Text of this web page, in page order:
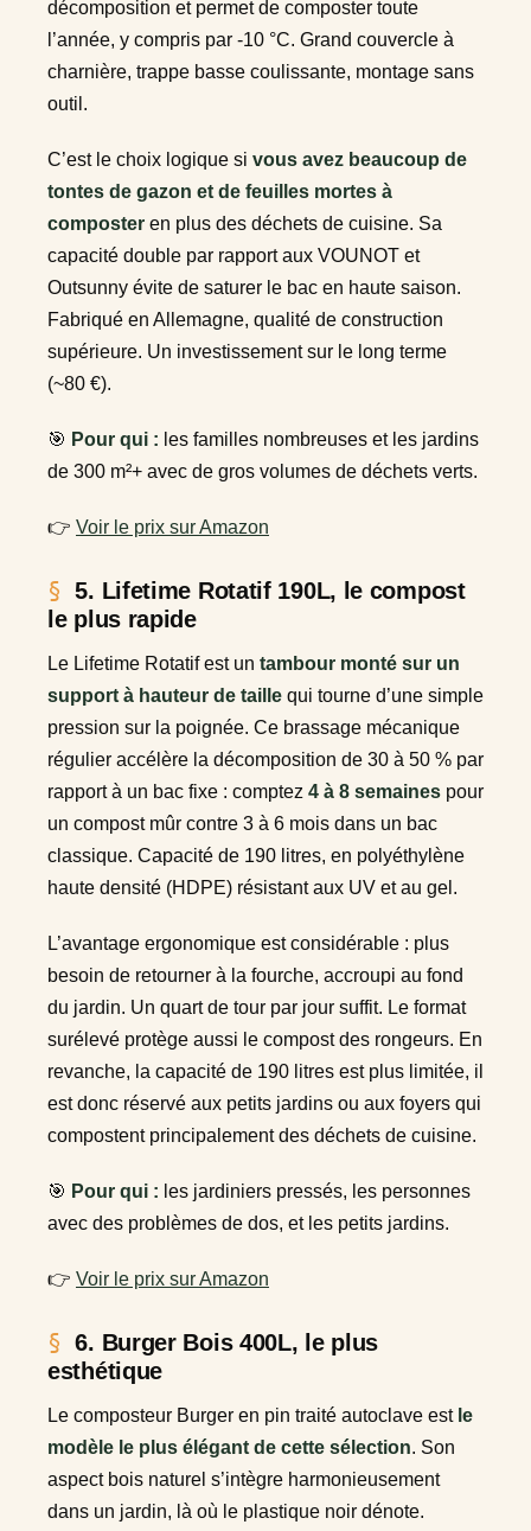
décomposition et permet de composter toute
l’année, y compris par -10 °C. Grand couvercle à
charnière, trappe basse coulissante, montage sans
outil.
C’est le choix logique si vous avez beaucoup de
tontes de gazon et de feuilles mortes à
composter en plus des déchets de cuisine. Sa
capacité double par rapport aux VOUNOT et
Outsunny évite de saturer le bac en haute saison.
Fabriqué en Allemagne, qualité de construction
supérieure. Un investissement sur le long terme
(~80 €).
🎯 Pour qui : les familles nombreuses et les jardins
de 300 m²+ avec de gros volumes de déchets verts.
👉 Voir le prix sur Amazon
5. Lifetime Rotatif 190L, le compost
le plus rapide
Le Lifetime Rotatif est un tambour monté sur un
support à hauteur de taille qui tourne d’une simple
pression sur la poignée. Ce brassage mécanique
régulier accélère la décomposition de 30 à 50 % par
rapport à un bac fixe : comptez 4 à 8 semaines pour
un compost mûr contre 3 à 6 mois dans un bac
classique. Capacité de 190 litres, en polyéthylène
haute densité (HDPE) résistant aux UV et au gel.
L’avantage ergonomique est considérable : plus
besoin de retourner à la fourche, accroupi au fond
du jardin. Un quart de tour par jour suffit. Le format
surélevé protège aussi le compost des rongeurs. En
revanche, la capacité de 190 litres est plus limitée, il
est donc réservé aux petits jardins ou aux foyers qui
compostent principalement des déchets de cuisine.
🎯 Pour qui : les jardiniers pressés, les personnes
avec des problèmes de dos, et les petits jardins.
👉 Voir le prix sur Amazon
6. Burger Bois 400L, le plus
esthétique
Le composteur Burger en pin traité autoclave est le
modèle le plus élégant de cette sélection. Son
aspect bois naturel s’intègre harmonieusement
dans un jardin, là où le plastique noir dénote.